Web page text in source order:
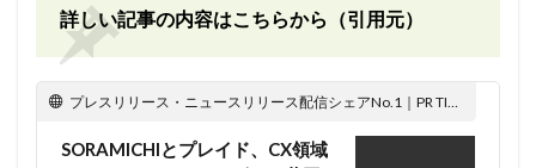
詳しい記事の内容はこちらから（引用元）
プレスリリース・ニュースリリース配信シェアNo.1｜PR TIMES
SORAMICHIとプレイド、CX領域